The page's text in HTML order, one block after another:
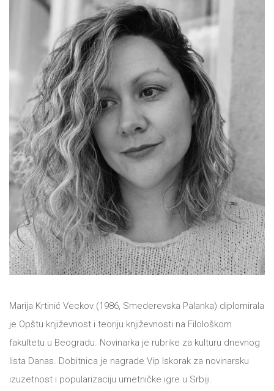
Star
tt
Buka&Bes
NORD
Sredozemlje
Papirna
pozornica
A5
Hommage
12/19
Portreti
Pro/za
SHOP
O
NAMA
KNJIŽARA
TREĆE
DRVO
Marija Krtinić Veckov (1986, Smederevska Palanka) diplomirala
je Opštu književnost i teoriju književnosti na Filološkom
fakultetu u Beogradu. Novinarka je rubrike za kulturu dnevnog
lista Danas. Dobitnica je nagrade Vip Iskorak za novinarsku
izuzetnost i popularizaciju umetničke igre u Srbiji.